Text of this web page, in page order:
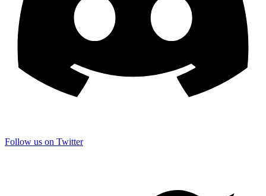
Follow us on Twitter